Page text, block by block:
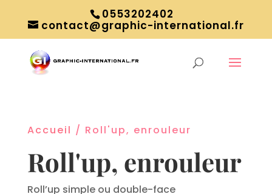
0553202402
contact@graphic-international.fr
Accueil / Roll'up, enrouleur
Roll'up, enrouleur
Roll’up simple ou double-face